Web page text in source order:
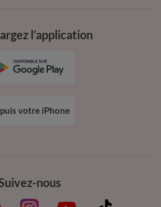
nous
l’application
votre iPhone